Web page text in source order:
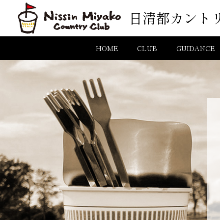
コンテンツへスキップ
メインナビゲーション
日清都カント
HOME CLUB GUIDANCE